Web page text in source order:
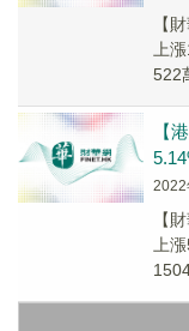
【
上
522
【
2022
【
上